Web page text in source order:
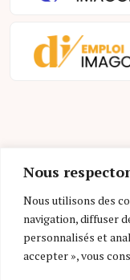
Nous
Nous utilisons des
navigation, diffuser
personnalisés et
accepter », vous
Mentions légales et
Charte déontologique
Gestion des cookies